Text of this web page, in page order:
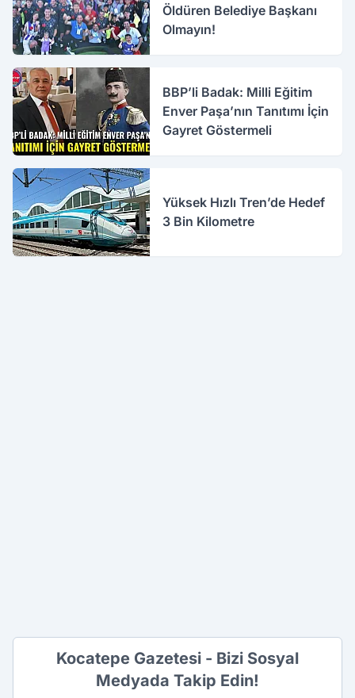
Öldüren Belediye Başkanı
Olmayın!
BBP’li Badak: Milli Eğitim
Enver Paşa’nın Tanıtımı İçin
Gayret Göstermeli
Yüksek Hızlı Tren’de Hedef
3 Bin Kilometre
Kocatepe Gazetesi - Bizi Sosyal
Medyada Takip Edin!